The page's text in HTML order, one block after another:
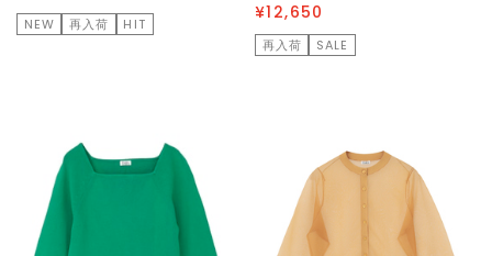
NEW 再入荷 HIT
¥12,650
再入荷 SALE